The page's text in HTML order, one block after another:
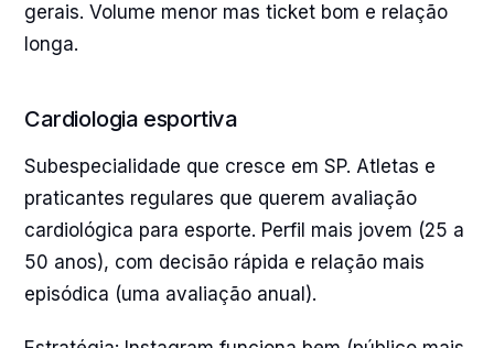
gerais. Volume menor mas ticket bom e relação
longa.
Cardiologia esportiva
Subespecialidade que cresce em SP. Atletas e
praticantes regulares que querem avaliação
cardiológica para esporte. Perfil mais jovem (25 a
50 anos), com decisão rápida e relação mais
episódica (uma avaliação anual).